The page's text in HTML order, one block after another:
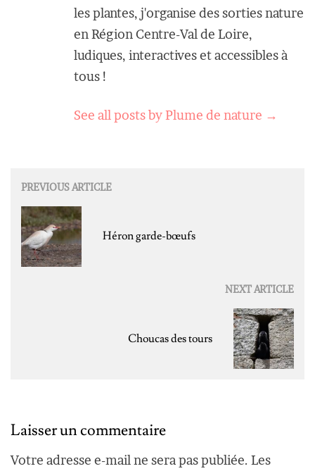
les plantes, j'organise des sorties nature
en Région Centre-Val de Loire,
ludiques, interactives et accessibles à
tous !
See all posts by Plume de nature →
Post
navigation
PREVIOUS ARTICLE
Héron garde-bœufs
NEXT ARTICLE
Choucas des tours
Laisser un commentaire
Votre adresse e-mail ne sera pas publiée. Les